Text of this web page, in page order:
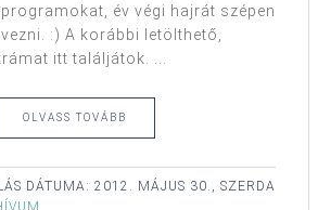
év végi hajrát szépen
:) A korábbi letölthető,
itt találjátok. ...
OLVASS TOVÁBB
DÁTUMA: 2012. MÁJUS 30., SZERDA